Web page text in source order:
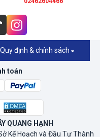
Quy định & chính sách
toán
QUANG HẠNH
Kế Hoạch và Đầu Tư Thành